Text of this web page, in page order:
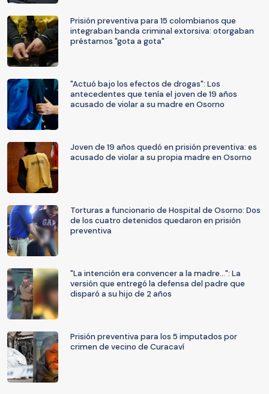
Prisión preventiva para 15 colombianos que
integraban banda criminal extorsiva: otorgaban
préstamos "gota a gota"
"Actuó bajo los efectos de drogas": Los
antecedentes que tenía el joven de 19 años
acusado de violar a su madre en Osorno
Joven de 19 años quedó en prisión preventiva: es
acusado de violar a su propia madre en Osorno
Torturas a funcionario de Hospital de Osorno: Dos
de los cuatro detenidos quedaron en prisión
preventiva
"La intención era convencer a la madre...": La
versión que entregó la defensa del padre que
disparó a su hijo de 2 años
Prisión preventiva para los 5 imputados por
crimen de vecino de Curacaví